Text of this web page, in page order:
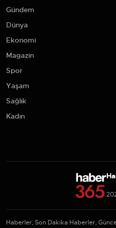
Gündem
Dünya
Ekonomi
Magazin
Spor
Yaşam
Sağlık
Kadın
Haberler, Son Dakika Haberler,